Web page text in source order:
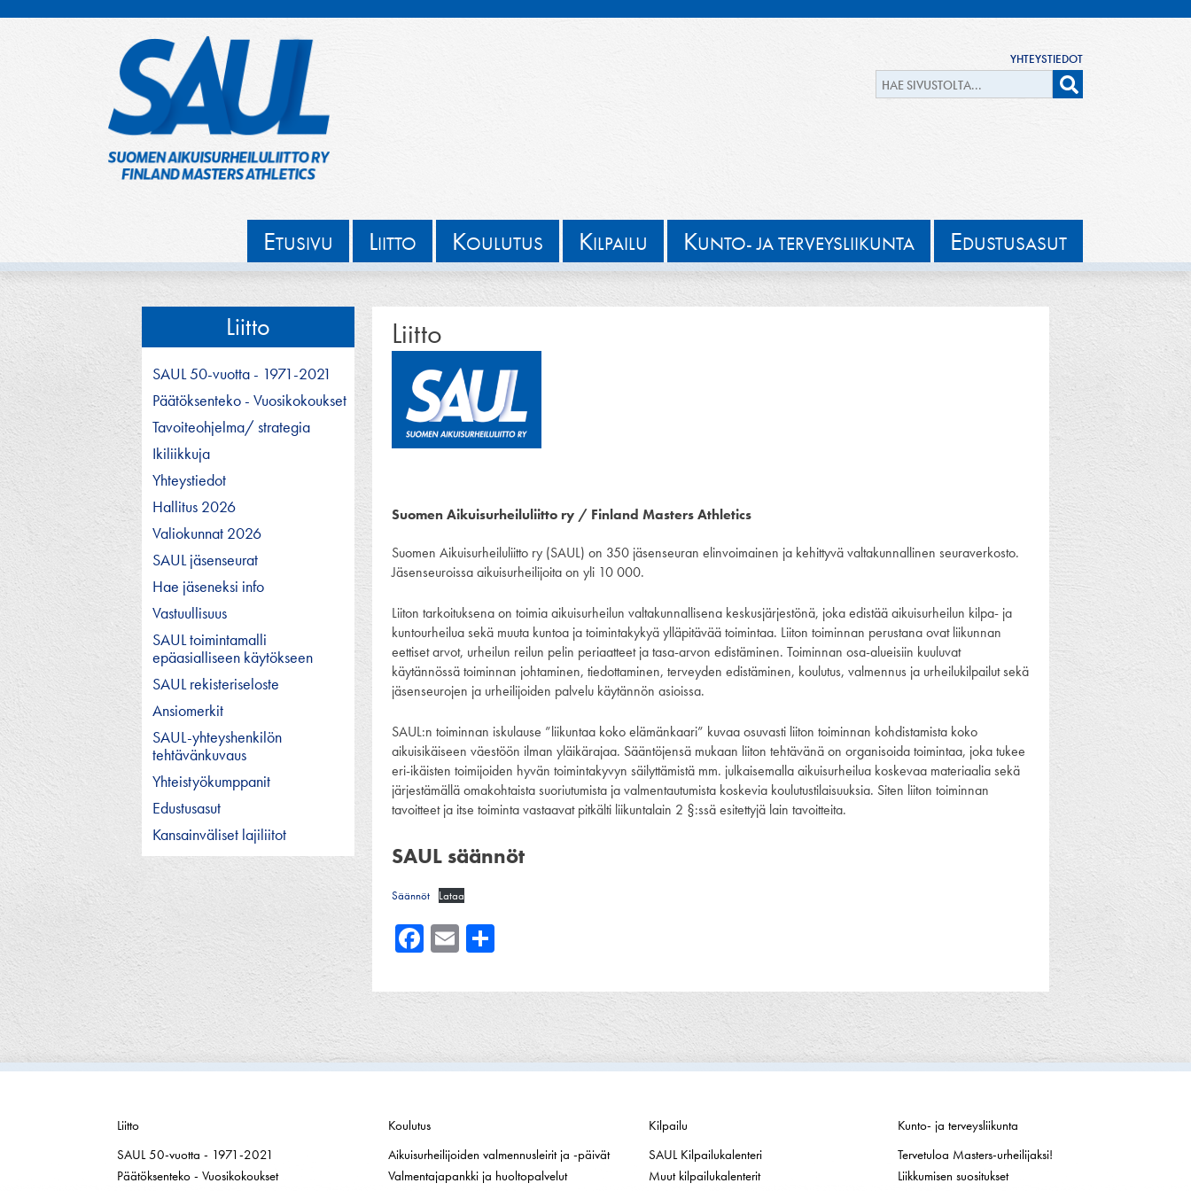
YHTEYSTIEDOT
ETUSIVU LIITTO KOULUTUS KILPAILU KUNTO- JA TERVEYSLIIKUNTA EDUSTUSASUT
Liitto
SAUL 50-vuotta - 1971-2021
Päätöksenteko - Vuosikokoukset
Tavoiteohjelma/ strategia
Ikiliikkuja
Yhteystiedot
Hallitus 2026
Valiokunnat 2026
SAUL jäsenseurat
Hae jäseneksi info
Vastuullisuus
SAUL toimintamalli
epäasialliseen käytökseen
SAUL rekisteriseloste
Ansiomerkit
SAUL-yhteyshenkilön
tehtävänkuvaus
Yhteistyökumppanit
Edustusasut
Kansainväliset lajiliitot
Liitto
Suomen Aikuisurheiluliitto ry / Finland Masters Athletics
Suomen Aikuisurheiluliitto ry (SAUL) on 350 jäsenseuran elinvoimainen ja kehittyvä valtakunnallinen seuraverkosto.
Jäsenseuroissa aikuisurheilijoita on yli 10 000.
Liiton tarkoituksena on toimia aikuisurheilun valtakunnallisena keskusjärjestönä, joka edistää aikuisurheilun kilpa- ja
kuntourheilua sekä muuta kuntoa ja toimintakykyä ylläpitävää toimintaa. Liiton toiminnan perustana ovat liikunnan
eettiset arvot, urheilun reilun pelin periaatteet ja tasa-arvon edistäminen. Toiminnan osa-alueisiin kuuluvat
käytännössä toiminnan johtaminen, tiedottaminen, terveyden edistäminen, koulutus, valmennus ja urheilukilpailut sekä
jäsenseurojen ja urheilijoiden palvelu käytännön asioissa.
SAUL:n toiminnan iskulause ”liikuntaa koko elämänkaari” kuvaa osuvasti liiton toiminnan kohdistamista koko
aikuisikäiseen väestöön ilman yläikärajaa. Sääntöjensä mukaan liiton tehtävänä on organisoida toimintaa, joka tukee
eri-ikäisten toimijoiden hyvän toimintakyvyn säilyttämistä mm. julkaisemalla aikuisurheilua koskevaa materiaalia sekä
järjestämällä omakohtaista suoriutumista ja valmentautumista koskevia koulutustilaisuuksia. Siten liiton toiminnan
tavoitteet ja itse toiminta vastaavat pitkälti liikuntalain 2 §:ssä esitettyjä lain tavoitteita.
SAUL säännöt
Säännöt Lataa
Facebook
Email
Liitto
SAUL 50-vuotta - 1971-2021
Päätöksenteko - Vuosikokoukset
Koulutus
Aikuisurheilijoiden valmennusleirit ja -päivät
Valmentajapankki ja huoltopalvelut
Kilpailu
SAUL Kilpailukalenteri
Muut kilpailukalenterit
Kunto- ja terveysliikunta
Tervetuloa Masters-urheilijaksi!
Liikkumisen suositukset